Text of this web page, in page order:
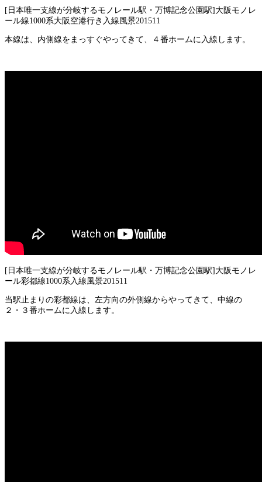
[日本唯一支線が分岐するモノレール駅・万博記念公園駅]大阪モノレ
ール線1000系大阪空港行き入線風景201511
本線は、内側線をまっすぐやってきて、４番ホームに入線します。
[日本唯一支線が分岐するモノレール駅・万博記念公園駅]大阪モノレ
ール彩都線1000系入線風景201511
当駅止まりの彩都線は、左方向の外側線からやってきて、中線の
２・３番ホームに入線します。